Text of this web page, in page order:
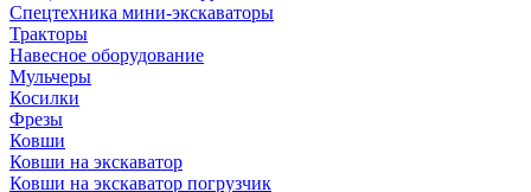
Спецтехника мини-экскаваторы
Тракторы
Навесное оборудование
Мульчеры
Косилки
Фрезы
Ковши
Ковши на экскаватор
Ковши на экскаватор погрузчик